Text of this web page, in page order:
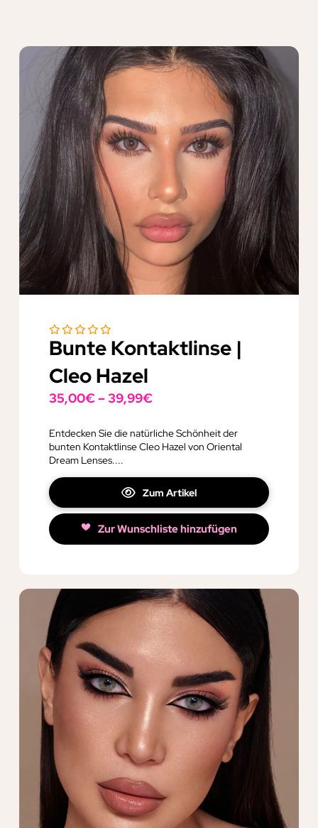
Bunte Kontaktlinse |
Cleo Hazel
35,00€–39,99€
Entdecken Sie die natürliche Schönheit der
bunten Kontaktlinse Cleo Hazel von Oriental
Dream Lenses....
Zum Artikel
Zur Wunschliste hinzufügen